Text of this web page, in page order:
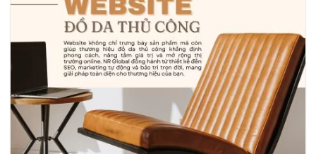
án Web và 500 chiến dịch Marketing, cung cấp Dịch vụ thiết…